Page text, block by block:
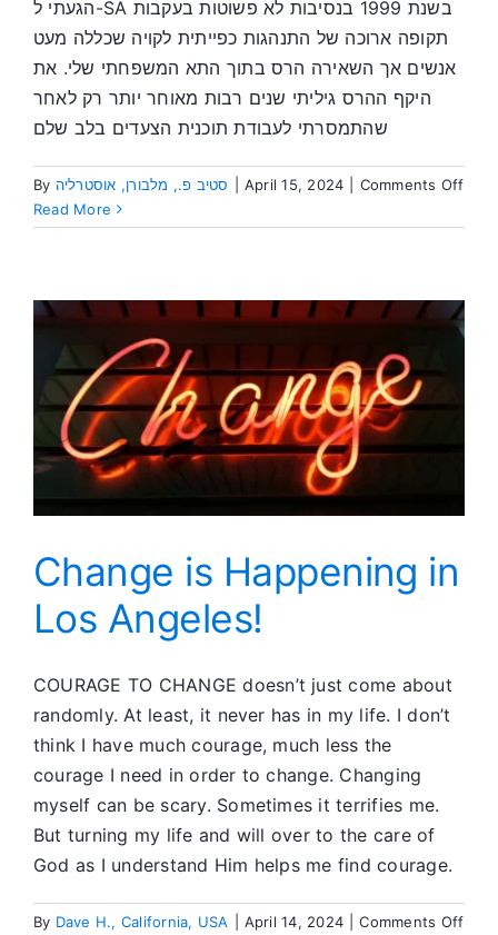
הגעתי ל-SA בשנת 1999 בנסיבות לא פשוטות בעקבות
תקופה ארוכה של התנהגות כפייתית לקויה שכללה מעט
אנשים אך השאירה הרס בתוך התא המשפחתי שלי. את
היקף ההרס גיליתי שנים רבות מאוחר יותר רק לאחר
שהתמסרתי לעבודת תוכנית הצעדים בלב שלם
By סטיב פ., מלבורן, אוסטרליה April 15, 2024 Comments Offon
Read More
Change is Happening in
Los Angeles!
COURAGE TO CHANGE doesn’t just come about
randomly. At least, it never has in my life. I don’t
think I have much courage, much less the
courage I need in order to change. Changing
myself can be scary. Sometimes it terrifies me.
But turning my life and will over to the care of
God as I understand Him helps me find courage.
By Dave H., California, USA April 14, 2024 Comments Offon